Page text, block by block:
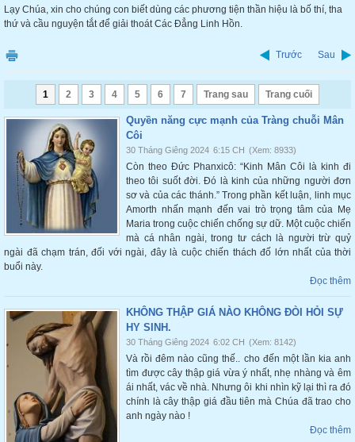
Lạy Chúa, xin cho chúng con biết dùng các phương tiện thần hiệu là bố thí, tha
thứ và cầu nguyện tắt để giải thoát Các Đẳng Linh Hồn.
Trước Sau
1 2 3 4 5 6 7 Trang sau Trang cuối
Quyền năng cực mạnh của Tràng chuỗi Mân
Côi
30 Tháng Giêng 2024 6:15 CH (Xem: 8933)
Còn theo Đức Phanxicô: “Kinh Mân Côi là kinh đi
theo tôi suốt đời. Đó là kinh của những người đơn
sơ và của các thánh.” Trong phần kết luận, linh mục
Amorth nhấn mạnh đến vai trò trọng tâm của Mẹ
Maria trong cuộc chiến chống sự dữ. Một cuộc chiến
mà cá nhân ngài, trong tư cách là người trừ quỷ
ngài đã chạm trán, đối với ngài, đây là cuộc chiến thách đố lớn nhất của thời
buổi này.
Đọc thêm
KHÔNG THẬP GIÁ NÀO KHÔNG ĐÒI HỎI SỰ
HY SINH.
30 Tháng Giêng 2024 6:02 CH (Xem: 8142)
Và rồi đêm nào cũng thế.. cho đến một lần kia anh
tìm được cây thập giá vừa ý nhất, nhẹ nhàng và êm
ái nhất, vác về nhà. Nhưng ôi khi nhìn kỹ lại thì ra đó
chính là cây thập giá đầu tiên mà Chúa đã trao cho
anh ngày nào !
Đọc thêm